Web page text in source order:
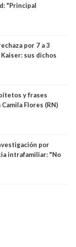
"Principal
y levantar secreto
por 7 a 3
sus dichos
no es diputado
y frases
Flores (RN)
por
intrafamiliar: "No